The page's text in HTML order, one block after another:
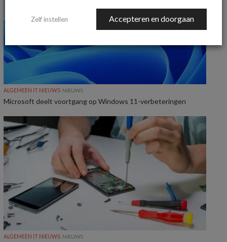
ALGEMEEN IT NIEUWS NIEUWS
Microsoft deelt voortgang op Windows 11-verbeteringen
ALGEMEEN IT NIEUWS NIEUWS
Zelf instellen Accepteren en doorgaan